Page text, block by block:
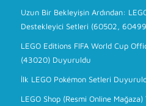
Uzun Bir Bekleyişin Ardından:
Destekleyici Setleri (60502,
LEGO Editions FIFA World Cup
(43020) Duyuruldu
İlk LEGO Pokémon Setleri
LEGO Shop (Resmi Online